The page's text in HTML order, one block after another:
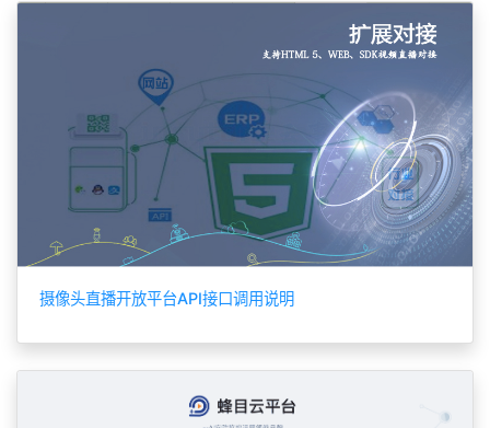
摄像头直播开放平台API接口调用说明